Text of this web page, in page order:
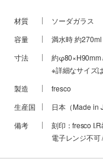
材質
ソーダガラス
容量
満水時 約270ml
寸法
約φ80×H90mm
※詳細なサイズ
製造
fresco
生産国
日本（Made in
備考
刻印：fresco
電子レンジ不可